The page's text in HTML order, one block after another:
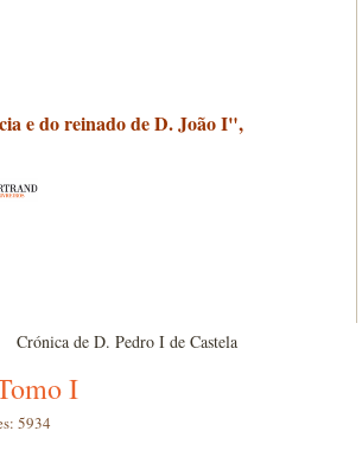
e do reinado de D. João I",
Crónica de D. Pedro I de Castela
I
5934